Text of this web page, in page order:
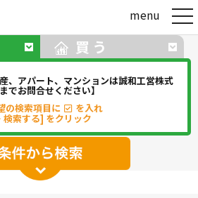
買う
、アパート、マンションは誠和工営株式
でお問合せください】
の検索項目に
を入れ
索する] をクリック
マンション
一戸建て
menu t
o
g
l
i
g